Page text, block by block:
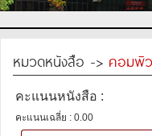
หมวดหนังสือ -> คอมพิ
คะแนนหนังสือ :
คะแนนเฉลี่ย : 0.00